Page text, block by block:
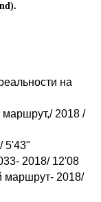
на
2018 /
5'43"
2018/ 12'08
2018/